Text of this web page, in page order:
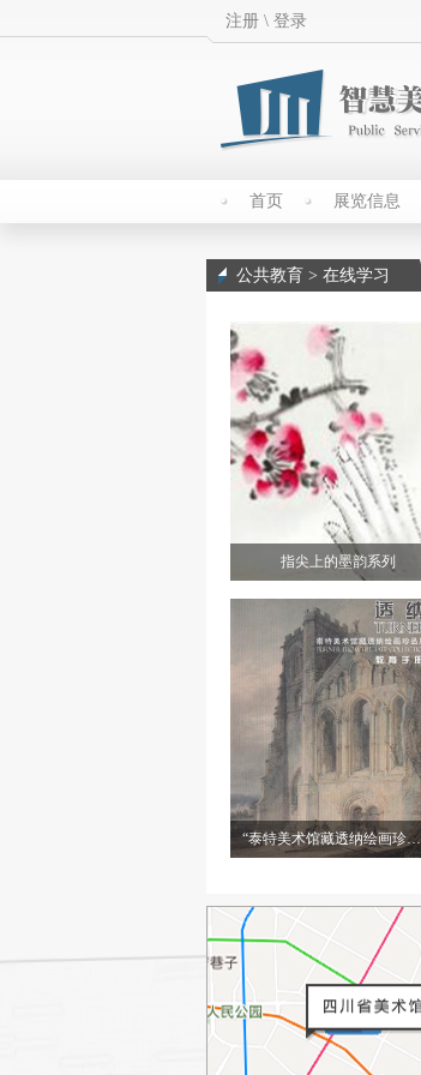
注册 \ 登录
首页 展览信息
公共教育 > 在线学习
指尖上的墨韵系列
“泰特美术馆藏透纳绘画珍品展”教育手册